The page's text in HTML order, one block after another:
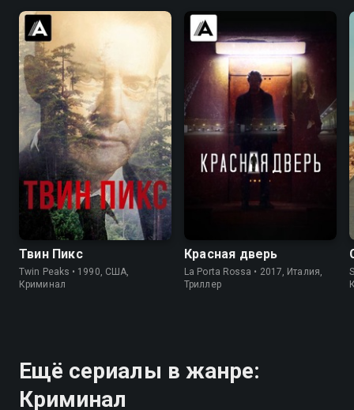
8.4 8.7
Твин Пикс
Twin Peaks • 1990, США,
Криминал
Красная дверь
La Porta Rossa • 2017, Италия,
Триллер
Ещё сериалы в жанре:
Криминал